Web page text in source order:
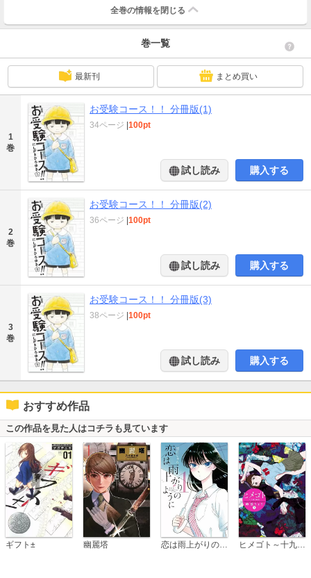
全巻の情報を 閉じる
巻一覧
最新刊 まとめ買い
1
巻
お受験コース！！ 分冊版(1)
34ページ |100pt
試し読み 購入する
2
巻
お受験コース！！ 分冊版(2)
36ページ |100pt
試し読み 購入する
3
巻
お受験コース！！ 分冊版(3)
38ページ |100pt
試し読み 購入する
おすすめ作品
この作品を見た人はコチラも見ています
ギフト± 幽麗塔 ヒメゴト～十九歳の制服～